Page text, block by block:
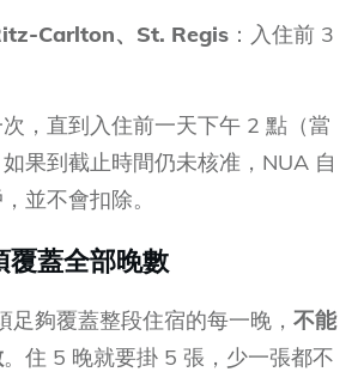
Carlton、St. Regis ：入住前 3
，直到入住前一天下午 2 點（當
果到截止時間仍未核准，NUA 自
並不會扣除。
覆蓋全部晚數
足夠覆蓋整段住宿的每一晚， 不能
。住 5 晚就要掛 5 張，少一張都不